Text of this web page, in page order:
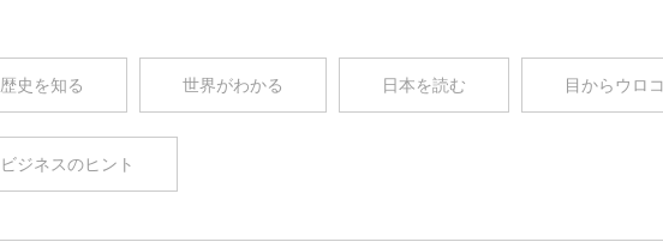
歴史を知る 世界がわかる 日本を読む 目からウロコ
ビジネスのヒント